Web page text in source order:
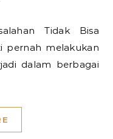
pernah melakukan
dalam berbagai